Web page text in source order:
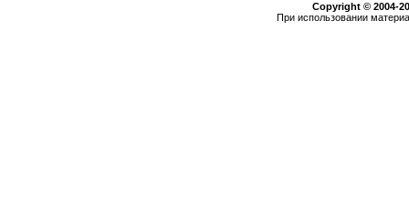
Copyright © 2004-
При использовании